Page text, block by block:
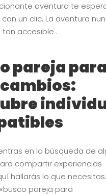
aventura te
un clic. La aventura
accesible .
pareja para
en la búsqueda de
compartir experiencias
hallarás lo que
pareja para